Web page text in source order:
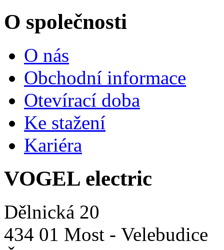
O společnosti
O nás
Obchodní informace
Otevírací doba
Ke stažení
Kariéra
VOGEL electric
Dělnická 20
434 01 Most - Velebudice